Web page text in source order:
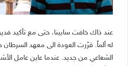
عند ذاك خافت سابينا، حتى مع تأكيد
له ألماً. قرّرت العودة الى معهد
الشعاعي من جديد. عندما عاين عامل